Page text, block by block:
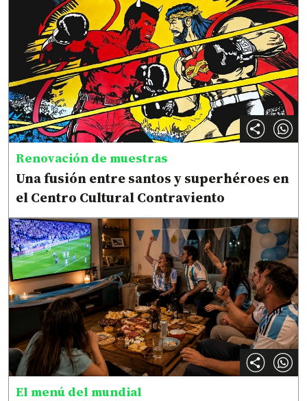
Renovación de muestras
Una fusión entre santos y superhéroes en
el Centro Cultural Contraviento
El menú del mundial